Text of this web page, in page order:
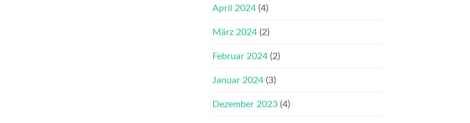
April 2024 (4)
März 2024 (2)
Februar 2024 (2)
Januar 2024 (3)
Dezember 2023 (4)